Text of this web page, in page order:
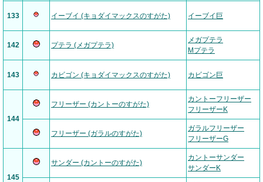
133 イーブイ (キョダイマックスのすがた) イーブイ巨
142 プテラ (メガプテラ)
メガプテラ
Mプテラ
143 カビゴン (キョダイマックスのすがた) カビゴン巨
144
フリーザー (カントーのすがた)
カントーフリーザー
フリーザーK
フリーザー (ガラルのすがた)
ガラルフリーザー
フリーザーG
145
サンダー (カントーのすがた)
カントーサンダー
サンダーK